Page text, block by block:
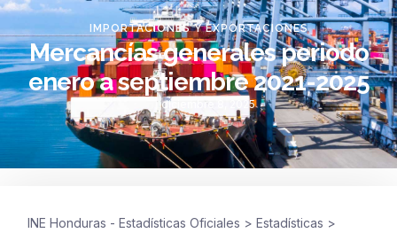
IMPORTACIONES Y EXPORTACIONES
Mercancías generales periodo
enero a septiembre 2021-2025
diciembre 8, 2025
INE Honduras - Estadísticas Oficiales > Estadísticas >